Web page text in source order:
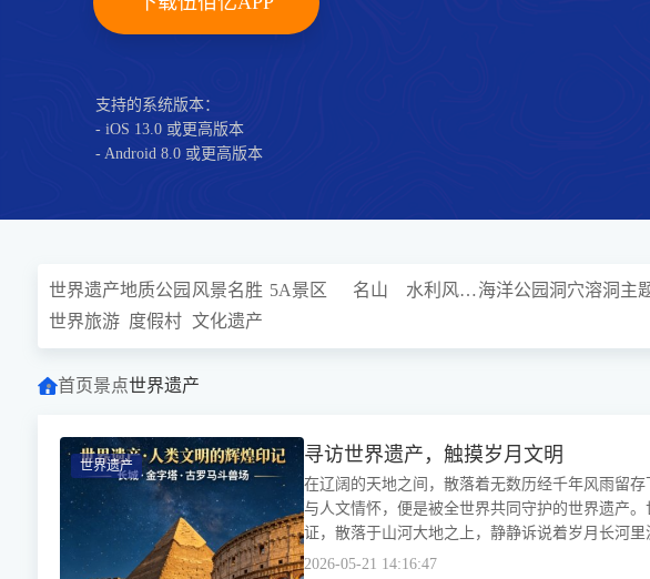
支持的系统版本：
- iOS 13.0 或更高版本
- Android 8.0 或更高版本
世界遗产地质公园 风景名胜 5A景区 名山 水利风景区 海洋公园洞穴溶洞 主
世界旅游 度假村 文化遗产
首页景点世界遗产
世界遗产 寻访世界遗产，触摸岁月文明
在辽阔的天地之间，散落着无数历经千年风雨留
与人文情怀，便是被全世界共同守护的世界遗产
证，散落于山河大地之上，静静诉说着岁月长河
2026-05-21 14:16:47